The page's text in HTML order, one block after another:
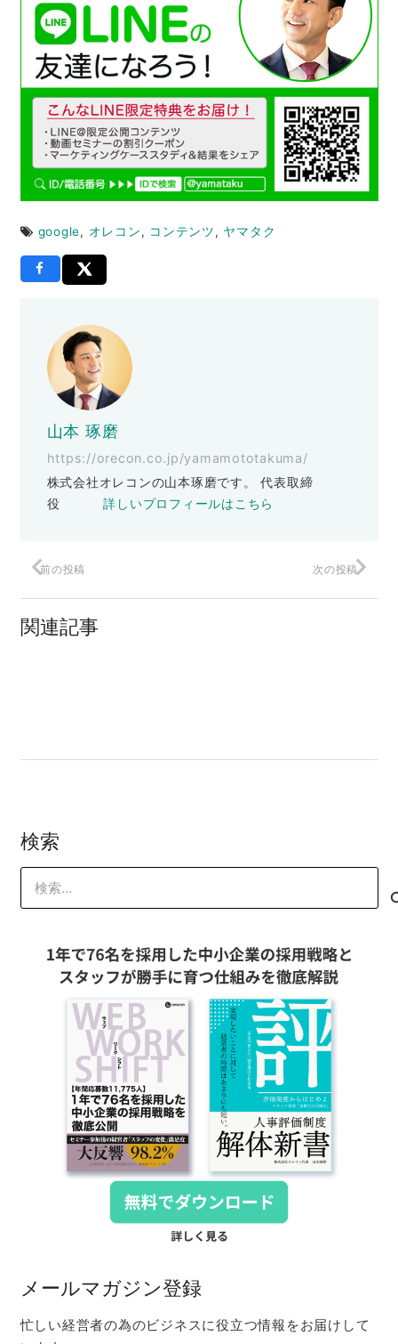
google, オレコン, コンテンツ, ヤマタク
山本 琢磨
https://orecon.co.jp/yamamototakuma/
株式会社オレコンの山本琢磨です。 代表取締
役詳しいプロフィールはこちら
前の投稿 次の投稿
関連記事
検索
索:
メールマガジン登録
忙しい経営者の為のビジネスに役立つ情報をお届けして